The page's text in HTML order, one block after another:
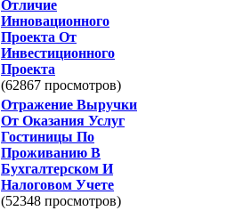
Отличие
Инновационного
Проекта От
Инвестиционного
Проекта
(62867 просмотров)
Отражение Выручки
От Оказания Услуг
Гостиницы По
Проживанию В
Бухгалтерском И
Налоговом Учете
(52348 просмотров)